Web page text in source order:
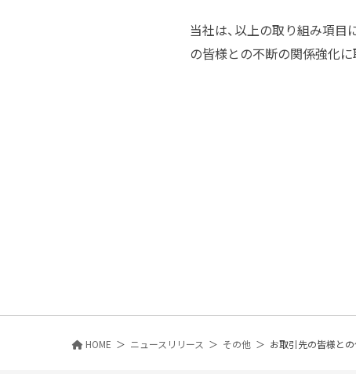
当社は、以上の取り組み項
の皆様との不断の関係強化
HOME ニュースリリース その他 お取引先の皆様と